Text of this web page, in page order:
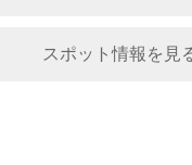
スポット情報を見